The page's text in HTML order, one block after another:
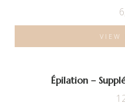
VIEW
Épilation –